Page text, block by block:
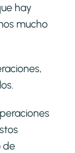
hay
mucho
de